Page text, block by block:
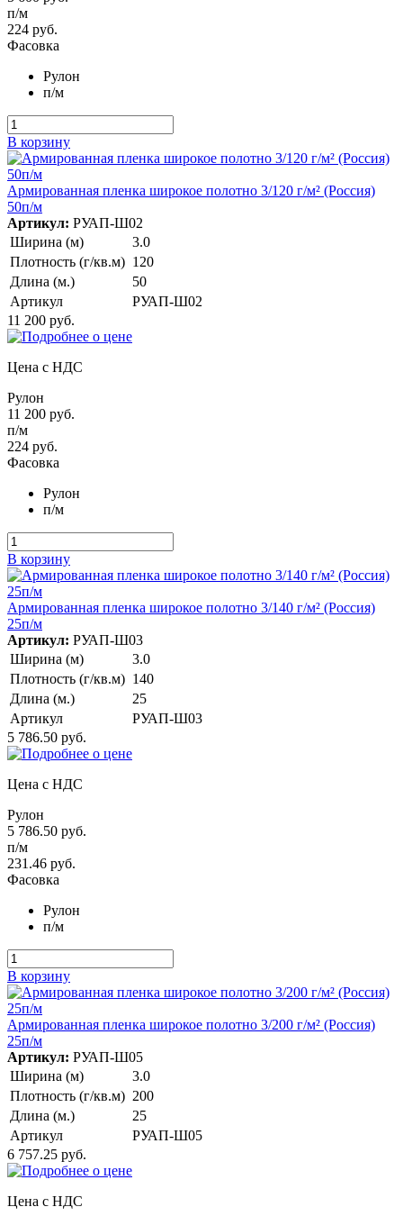
п/м
224 руб.
Фасовка
Рулон
п/м
В корзину
Армированная пленка широкое полотно 3/120 г/м² (Россия)
50п/м
Артикул: РУАП-Ш02
Ширина (м)
3.0
Плотность (г/кв.м) 120
Длина (м.)
50
Артикул
РУАП-Ш02
11 200 руб.
Цена с НДС
Рулон
11 200 руб.
п/м
224 руб.
Фасовка
Рулон
п/м
В корзину
Армированная пленка широкое полотно 3/140 г/м² (Россия)
25п/м
Артикул: РУАП-Ш03
Ширина (м)
3.0
Плотность (г/кв.м) 140
Длина (м.)
25
Артикул
РУАП-Ш03
5 786.50 руб.
Цена с НДС
Рулон
5 786.50 руб.
п/м
231.46 руб.
Фасовка
Рулон
п/м
В корзину
Армированная пленка широкое полотно 3/200 г/м² (Россия)
25п/м
Артикул: РУАП-Ш05
Ширина (м)
3.0
Плотность (г/кв.м) 200
Длина (м.)
25
Артикул
РУАП-Ш05
6 757.25 руб.
Цена с НДС